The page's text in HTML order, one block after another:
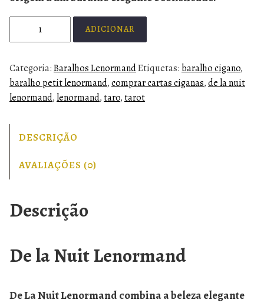
ADICIONAR
Categoria:Baralhos LenormandEtiquetas:baralho cigano,
baralho petit lenormand,comprar cartas ciganas,de la nuit
lenormand, lenormand,taro,tarot
DESCRIÇÃO
AVALIAÇÕES (0)
Descrição
De la Nuit Lenormand
De La Nuit Lenormand combina a beleza elegante